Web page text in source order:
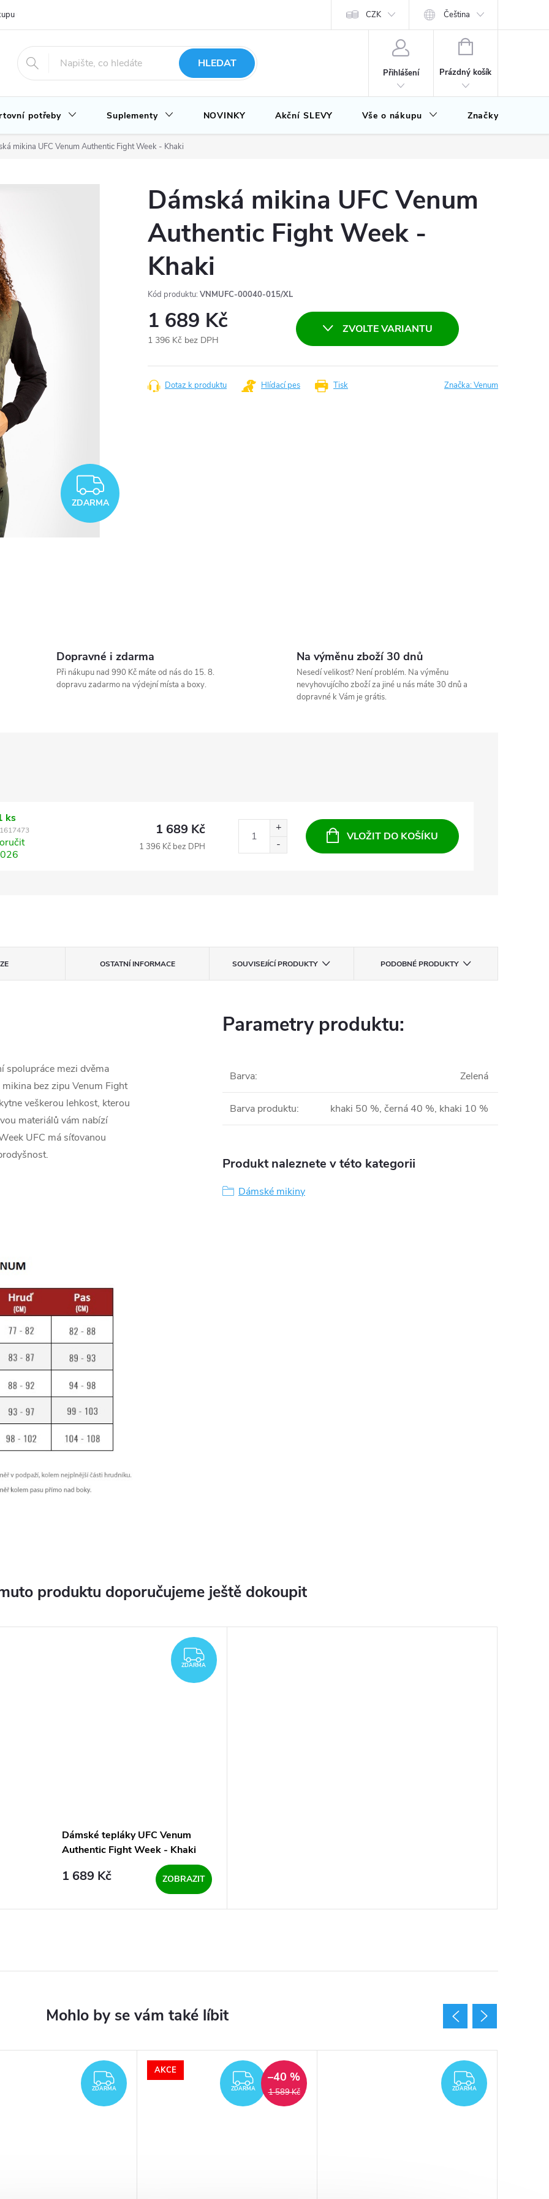
u nás CZK Čeština
HLEDAT
Přihlášení
NÁKUPNÍ
Prázdný košík
potřeby Suplementy NOVINKY Akční SLEVY Vše o nákupu Značky
mikina UFC Venum Authentic Fight Week - Khaki
ZDARMA
ZDARMA
Dámská mikina UFC Venum
Authentic Fight Week -
Khaki
Kód produktu: VNMUFC-00040-015/XL
1 689 Kč
1 396 Kč bez DPH
cena:
ZVOLTE VARIANTU
Tisk
Dotaz k produktu Hlídací pes Značka:Venum
Dopravné i zdarma
Při nákupu nad 990 Kč máte od nás do 15. 8.
dopravu zadarmo na výdejní místa a boxy.
Na výměnu zboží 30 dnů
Nesedí velikost? Není problém. Na výměnu
nevyhovujícího zboží za jiné u nás máte 30 dnů a
dopravné k Vám je grátis.
ks
1 689 Kč
1 396 Kč bez DPH
VLOŽIT DO KOŠÍKU
OSTATNÍ INFORMACE SOUVISEJÍCÍ PRODUKTY PODOBNÉ PRODUKTY
spolupráce mezi dvěma
bez zipu Venum Fight
veškerou lehkost, kterou
materiálů vám nabízí
UFC má síťovanou
Parametry produktu:
Barva: Zelená
Barva produktu: khaki 50 %, černá 40 %, khaki 10 %
Produkt naleznete v této kategorii
Dámské mikiny
produktu doporučujeme ještě dokoupit
ZDARMA
ZDARMA
Dámské tepláky UFC Venum
Authentic Fight Week - Khaki
1 689 Kč ZOBRAZIT
ZDARMA
ZDARMA
AKCE
ZDARMA
ZDARMA 1 589 Kč
–40 % ZDARMA
ZDARMA